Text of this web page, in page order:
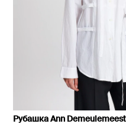
Рубашка Ann